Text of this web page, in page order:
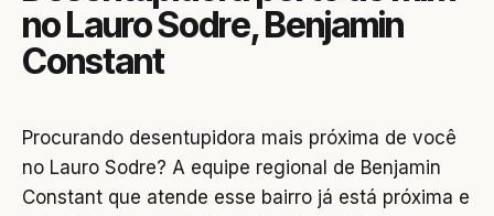
no Lauro Sodre, Benjamin
Constant
Procurando desentupidora mais próxima de você
no Lauro Sodre? A equipe regional de Benjamin
Constant que atende esse bairro já está próxima e